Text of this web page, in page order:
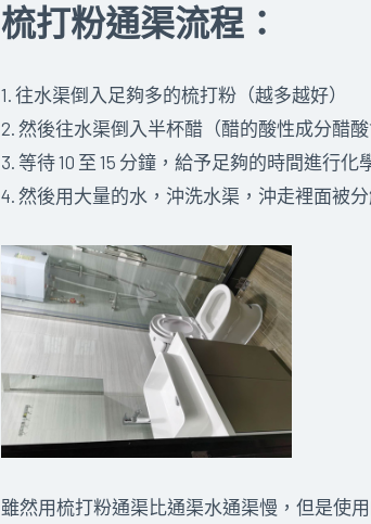
梳打粉通渠流程：
1. 往水渠倒入足夠多的梳打粉（越多越好）
2. 然後往水渠倒入半杯醋（醋的酸性成分醋
3. 等待 10 至 15 分鐘，給予足夠的時間進行化
4. 然後用大量的水，沖洗水渠，沖走裡面被
雖然用梳打粉通渠比通渠水通渠慢，但是使